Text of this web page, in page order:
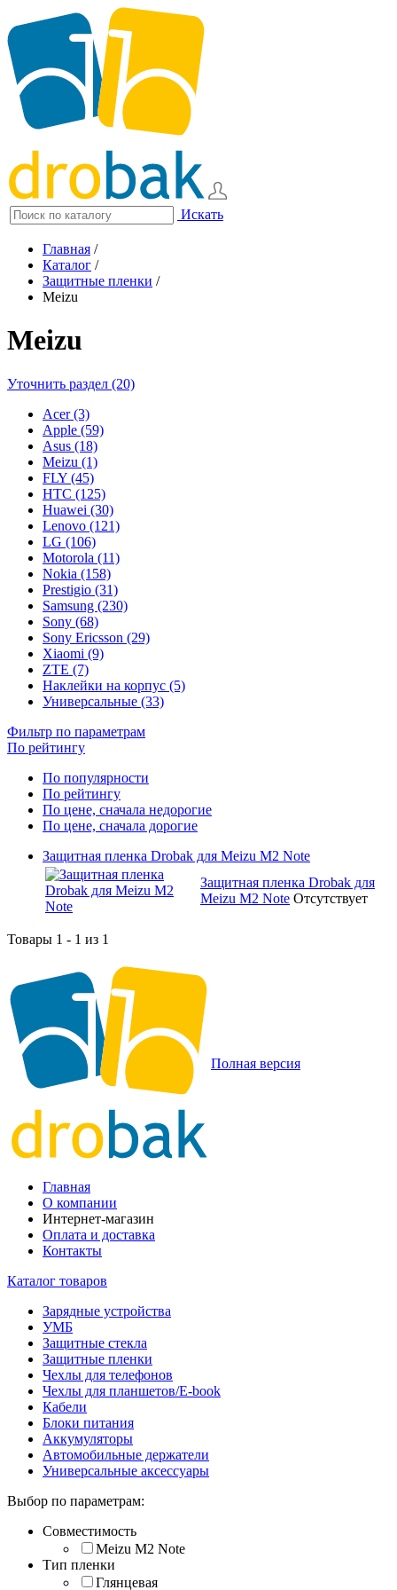
Искать
Главная /
Каталог /
Защитные пленки /
Meizu
Meizu
Уточнить раздел (20)
Acer (3)
Apple (59)
Asus (18)
Meizu (1)
FLY (45)
HTC (125)
Huawei (30)
Lenovo (121)
LG (106)
Motorola (11)
Nokia (158)
Prestigio (31)
Samsung (230)
Sony (68)
Sony Ericsson (29)
Xiaomi (9)
ZTE (7)
Наклейки на корпус (5)
Универсальные (33)
Фильтр по параметрам
По рейтингу
По популярности
По рейтингу
По цене, сначала недорогие
По цене, сначала дорогие
Защитная пленка Drobak для Meizu M2 Note
Защитная пленка Drobak для
Meizu M2 Note Отсутствует
Товары 1 - 1 из 1
Полная версия
Главная
О компании
Интернет-магазин
Оплата и доставка
Контакты
Каталог товаров
Зарядные устройства
УМБ
Защитные стекла
Защитные пленки
Чехлы для телефонов
Чехлы для планшетов/E-book
Кабели
Блоки питания
Аккумуляторы
Автомобильные держатели
Универсальные аксессуары
Выбор по параметрам:
Совместимость
Meizu M2 Note
Тип пленки
Глянцевая